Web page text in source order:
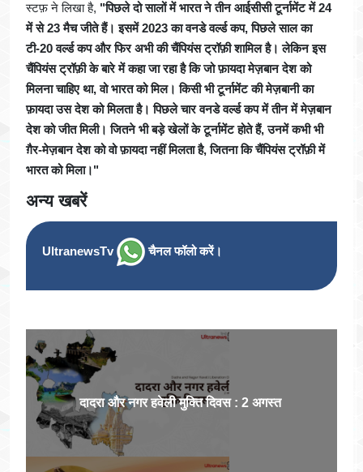
स्टफ़ ने लिखा है, "पिछले दो सालों में भारत ने तीन आईसीसी टूर्नामेंट में 24
में से 23 मैच जीते हैं। इसमें 2023 का वनडे वर्ल्ड कप, पिछले साल का
टी-20 वर्ल्ड कप और फिर अभी की चैंपियंस ट्रॉफ़ी शामिल है। लेकिन इस
चैंपियंस ट्रॉफ़ी के बारे में कहा जा रहा है कि जो फ़ायदा मेज़बान देश को
मिलना चाहिए था, वो भारत को मिल। किसी भी टूर्नामेंट की मेज़बानी का
फ़ायदा उस देश को मिलता है। पिछले चार वनडे वर्ल्ड कप में तीन में मेज़बान
देश को जीत मिली। जितने भी बड़े खेलों के टूर्नामेंट होते हैं, उनमें कभी भी
ग़ैर-मेज़बान देश को वो फ़ायदा नहीं मिलता है, जितना कि चैंपियंस ट्रॉफ़ी में
भारत को मिला।"
अन्य खबरें
UltranewsTv चैनल फॉलो करें।
दादरा और नगर हवेली मुक्ति दिवस : 2 अगस्त